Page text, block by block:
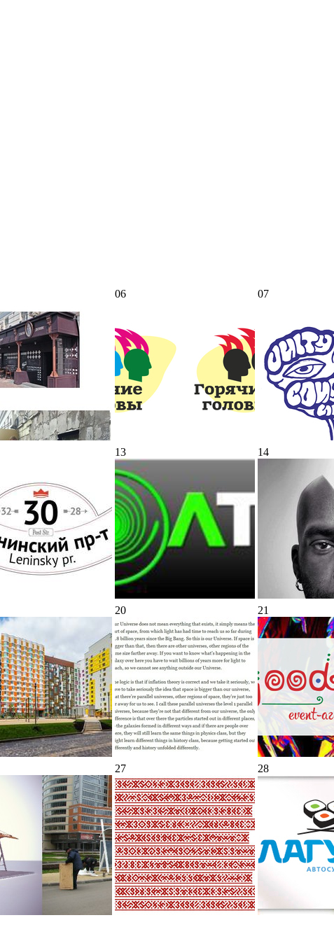
06 07
13 14
20 21
27 28